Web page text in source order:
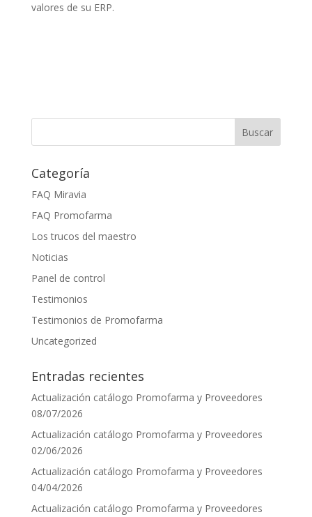
valores de su ERP.
Categoría
FAQ Miravia
FAQ Promofarma
Los trucos del maestro
Noticias
Panel de control
Testimonios
Testimonios de Promofarma
Uncategorized
Entradas recientes
Actualización catálogo Promofarma y Proveedores
08/07/2026
Actualización catálogo Promofarma y Proveedores
02/06/2026
Actualización catálogo Promofarma y Proveedores
04/04/2026
Actualización catálogo Promofarma y Proveedores